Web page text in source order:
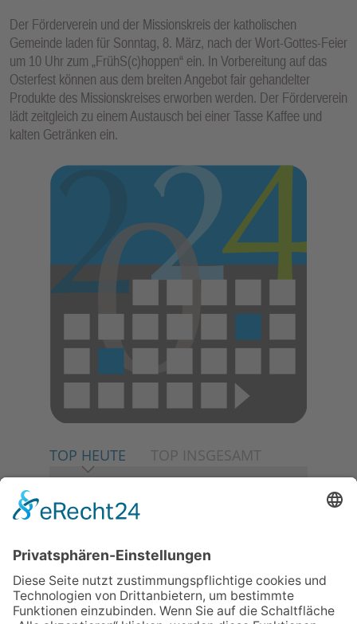
Der Förderverein und der Missionskreis der katholischen
Gemeinde laden für Sonntag, 8. März, nach der Wort-Gottes-Feier
um 10 Uhr zum „FrühS(c)hoppen“ ein. In Vorbereitung auf das
Osterfest können aus dem breiten Angebot fair gehandelter
Produkte des Missionskreises erworben werden. Der Förderverein
lädt zeitgleich zu einem Austausch bei einer Tasse Kaffee und
kalten Getränken ein.
TOP HEUTE TOP INSGESAMT
06.08.2026
Baustellenführung führt auch in
die Zukunft der Stadt
Königstein